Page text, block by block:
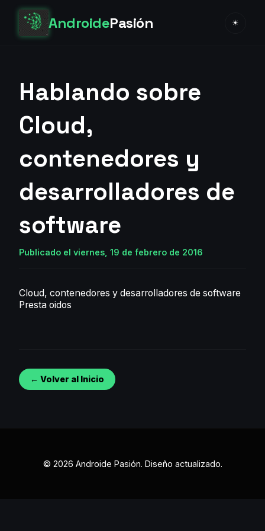
AndroidePasión ☀
Hablando sobre
Cloud,
contenedores y
desarrolladores de
software
Publicado el viernes, 19 de febrero de 2016
Cloud, contenedores y desarrolladores de software
Presta oidos
← Volver al Inicio
© 2026 Androide Pasión. Diseño actualizado.